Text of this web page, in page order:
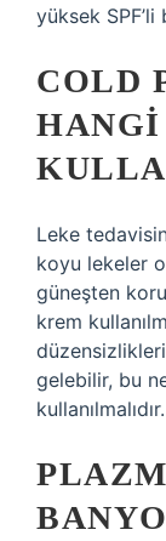
yüksek SPF’li
COLD
Leke
koyu lekeler
güneşten
krem
gelebilir, bu
kullanılmalıdır.